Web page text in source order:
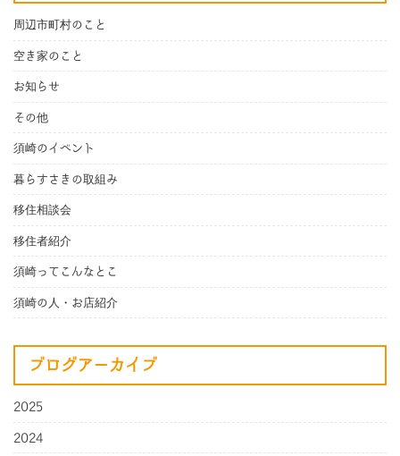
周辺市町村のこと
空き家のこと
お知らせ
その他
須崎のイベント
暮らすさきの取組み
移住相談会
移住者紹介
須崎ってこんなとこ
須崎の人・お店紹介
ブログアーカイブ
2025
2024